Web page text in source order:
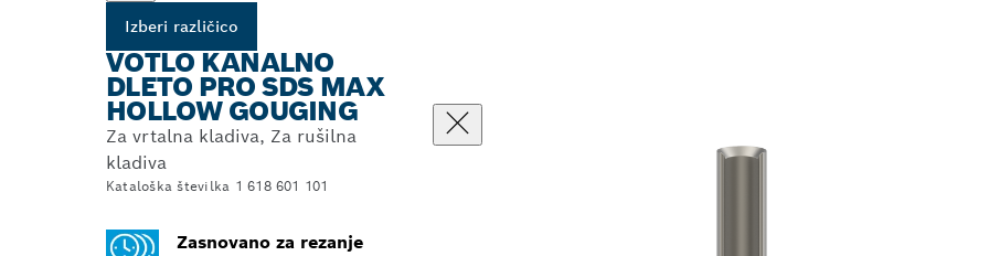
Izberi različico
VOTLO KANALNO
DLETO PRO SDS MAX
HOLLOW GOUGING
Za vrtalna kladiva, Za rušilna
kladiva
Kataloška številka 1 618 601 101
Zasnovano za rezanje